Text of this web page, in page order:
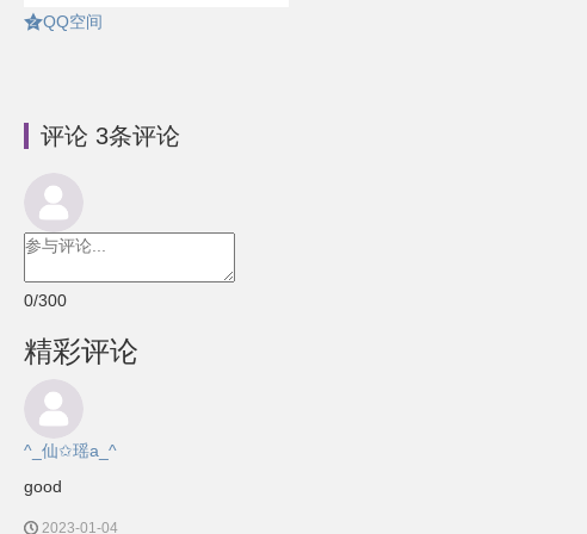
QQ空间
评论 3条评论
0/300
精彩评论
^_仙✩瑶a_^
good
2023-01-04